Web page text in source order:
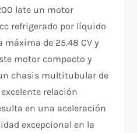
late un motor
refrigerado por líquido
de 25.48 CV y
motor compacto y
chasis multitubular de
relación
en una aceleración
excepcional en la